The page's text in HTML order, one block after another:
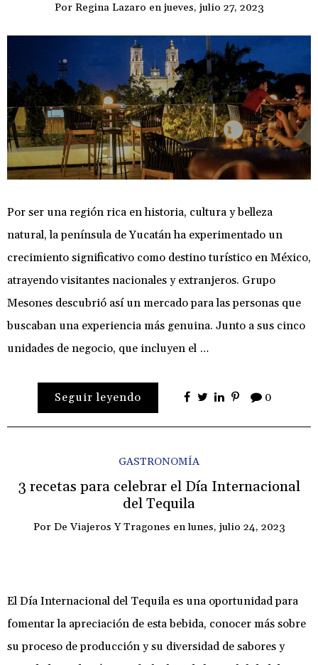
Por Regina Lazaro enjueves, julio 27, 2023
Por ser una región rica en historia, cultura y belleza
natural, la península de Yucatán ha experimentado un
crecimiento significativo como destino turístico en México,
atrayendo visitantes nacionales y extranjeros. Grupo
Mesones descubrió así un mercado para las personas que
buscaban una experiencia más genuina. Junto a sus cinco
unidades de negocio, que incluyen el …
Seguir leyendo 0
GASTRONOMÍA
3 recetas para celebrar el Día Internacional
del Tequila
Por De Viajeros Y Tragones enlunes, julio 24, 2023
El Día Internacional del Tequila es una oportunidad para
fomentar la apreciación de esta bebida, conocer más sobre
su proceso de producción y su diversidad de sabores y